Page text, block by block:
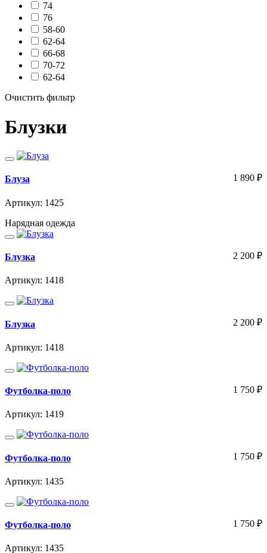
74
76
58-60
62-64
66-68
70-72
62-64
Очистить фильтр
Блузки
Блуза
Артикул: 1425
1 890 ₽
Нарядная одежда
Блузка
Артикул: 1418
2 200 ₽
Блузка
Артикул: 1418
2 200 ₽
Футболка-поло
Артикул: 1419
1 750 ₽
Футболка-поло
Артикул: 1435
1 750 ₽
Футболка-поло
Артикул: 1435
1 750 ₽